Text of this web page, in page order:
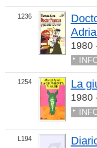
1236
1980
1254 La
1980
L194